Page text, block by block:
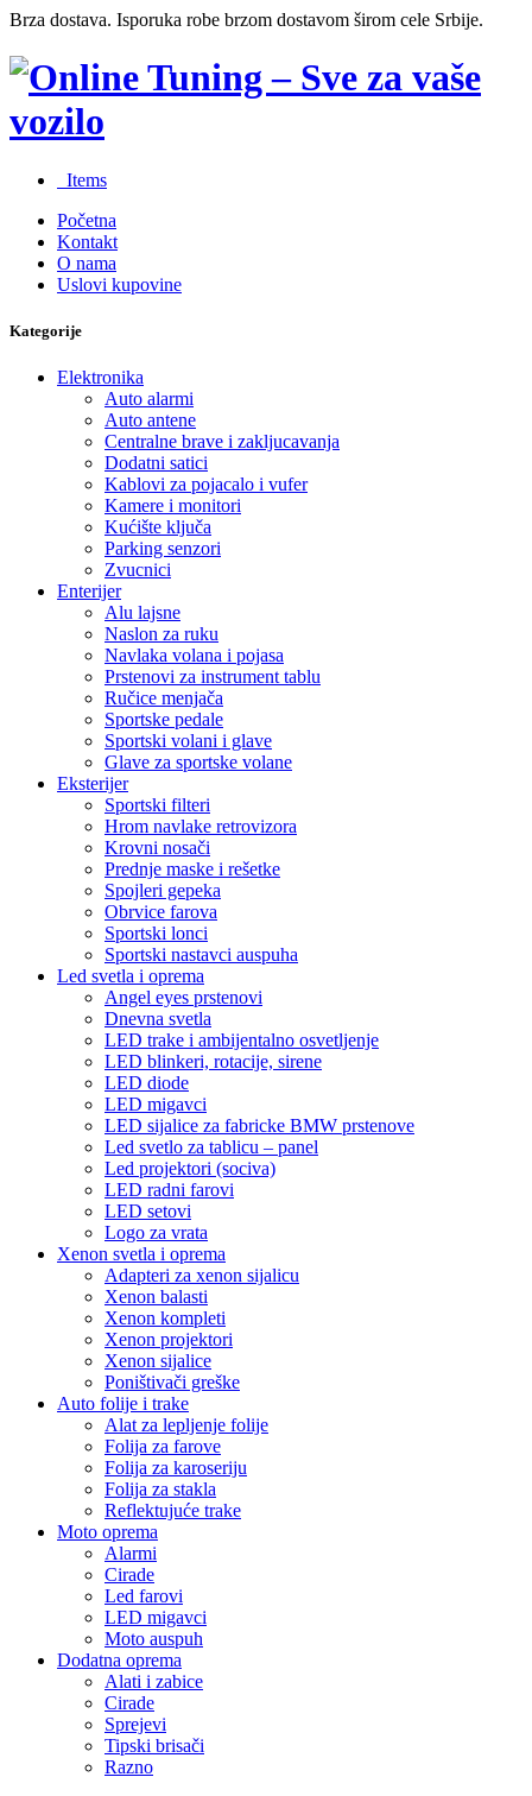
Brza dostava. Isporuka robe brzom dostavom širom cele Srbije.
Items
Početna
Kontakt
O nama
Uslovi kupovine
Kategorije
Elektronika
Auto alarmi
Auto antene
Centralne brave i zakljucavanja
Dodatni satici
Kablovi za pojacalo i vufer
Kamere i monitori
Kućište ključa
Parking senzori
Zvucnici
Enterijer
Alu lajsne
Naslon za ruku
Navlaka volana i pojasa
Prstenovi za instrument tablu
Ručice menjača
Sportske pedale
Sportski volani i glave
Glave za sportske volane
Eksterijer
Sportski filteri
Hrom navlake retrovizora
Krovni nosači
Prednje maske i rešetke
Spojleri gepeka
Obrvice farova
Sportski lonci
Sportski nastavci auspuha
Led svetla i oprema
Angel eyes prstenovi
Dnevna svetla
LED trake i ambijentalno osvetljenje
LED blinkeri, rotacije, sirene
LED diode
LED migavci
LED sijalice za fabricke BMW prstenove
Led svetlo za tablicu – panel
Led projektori (sociva)
LED radni farovi
LED setovi
Logo za vrata
Xenon svetla i oprema
Adapteri za xenon sijalicu
Xenon balasti
Xenon kompleti
Xenon projektori
Xenon sijalice
Poništivači greške
Auto folije i trake
Alat za lepljenje folije
Folija za farove
Folija za karoseriju
Folija za stakla
Reflektujuće trake
Moto oprema
Alarmi
Cirade
Led farovi
LED migavci
Moto auspuh
Dodatna oprema
Alati i zabice
Cirade
Sprejevi
Tipski brisači
Razno